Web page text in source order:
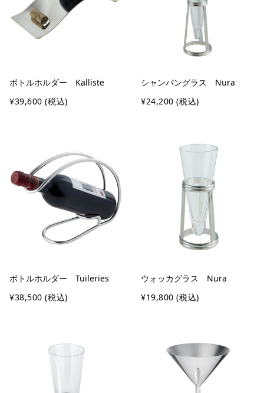
ボトルホルダー Kalliste
¥39,600 (税込)
シャンパングラス Nura
¥24,200 (税込)
ボトルホルダー Tuileries
¥38,500 (税込)
ウォッカグラス Nura
¥19,800 (税込)